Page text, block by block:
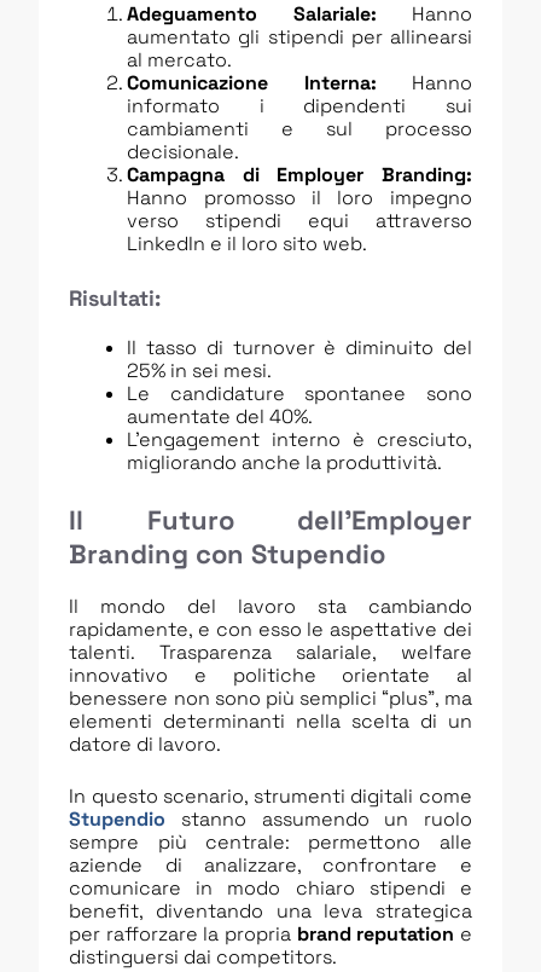
Adeguamento Salariale: Hanno
aumentato gli stipendi per allinearsi
al mercato.
Comunicazione Interna: Hanno
informato i dipendenti sui
cambiamenti e sul processo
decisionale.
Campagna di Employer Branding:
Hanno promosso il loro impegno
verso stipendi equi attraverso
LinkedIn e il loro sito web.
Risultati:
Il tasso di turnover è diminuito del
25% in sei mesi.
Le candidature spontanee sono
aumentate del 40%.
L’engagement interno è cresciuto,
migliorando anche la produttività.
Il Futuro dell’Employer
Branding con Stupendio
Il mondo del lavoro sta cambiando
rapidamente, e con esso le aspettative dei
talenti. Trasparenza salariale, welfare
innovativo e politiche orientate al
benessere non sono più semplici “plus”, ma
elementi determinanti nella scelta di un
datore di lavoro.
In questo scenario, strumenti digitali come
Stupendio
stanno assumendo un ruolo
sempre più centrale: permettono alle
aziende di analizzare, confrontare e
comunicare in modo chiaro stipendi e
benefit, diventando una leva strategica
per rafforzare la propria brand reputation e
distinguersi dai competitors.